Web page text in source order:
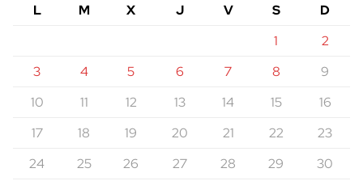
L
M X J V S
D
1
2
3
4 5 6 7 8
9
10
11 12 13 14 15
16
17
18 19 20 21 22
23
24
25 26 27 28 29
30